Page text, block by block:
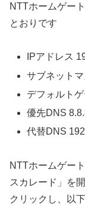
NTTホームゲー
とおりです
IPアドレス
サブネット
デフォルト
優先DNS
代替DNS
NTTホームゲー
スカレード」を
クリックし、以